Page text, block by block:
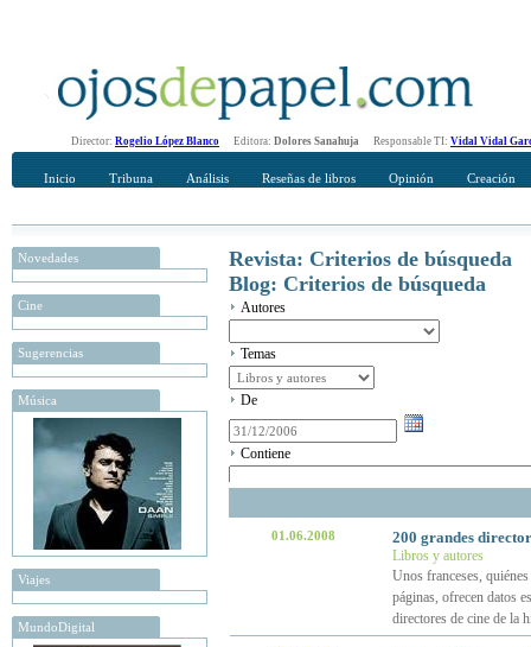
Director: Rogelio López Blanco Editora: Dolores Sanahuja Responsable TI: Vidal Vidal
Inicio Tribuna Análisis Reseñas de libros Opinión Creación
Novedades
Cine
Sugerencias
Música
Viajes
MundoDigital
Revista: Criterios de búsqueda
Blog: Criterios de búsqueda
Autores
Temas
De
Contiene
01.06.2008 200 grandes
Libros y autores
Unos franceses,
páginas, ofrecen datos
directores de cine de la